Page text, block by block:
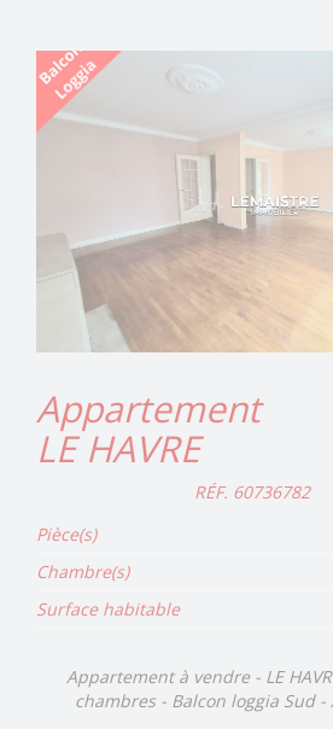
Appartement
LE HAVRE
RÉF. 60736782
Pièce(s)
Chambre(s)
Surface habitable
Appartement à vendre - LE
chambres - Balcon loggia Sud -